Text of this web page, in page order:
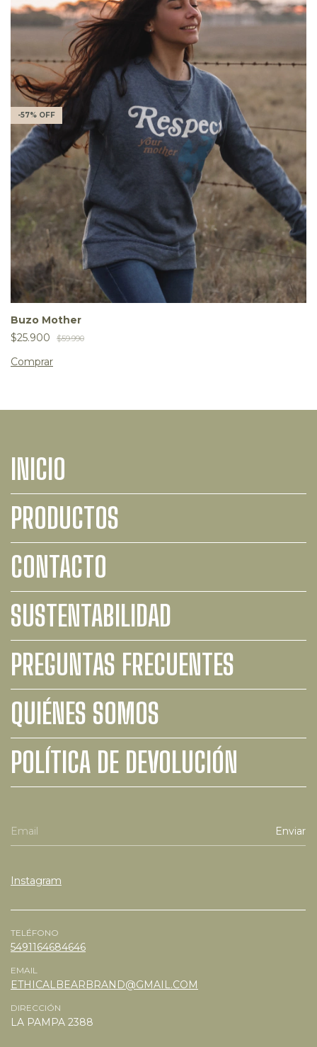
-57% OFF
Buzo Mother
$25.900
$59.990
Comprar
INICIO
PRODUCTOS
CONTACTO
SUSTENTABILIDAD
PREGUNTAS FRECUENTES
QUIÉNES SOMOS
POLÍTICA DE DEVOLUCIÓN
Instagram
TELÉFONO
5491164684646
EMAIL
ETHICALBEARBRAND@GMAIL.COM
DIRECCIÓN
LA PAMPA 2388